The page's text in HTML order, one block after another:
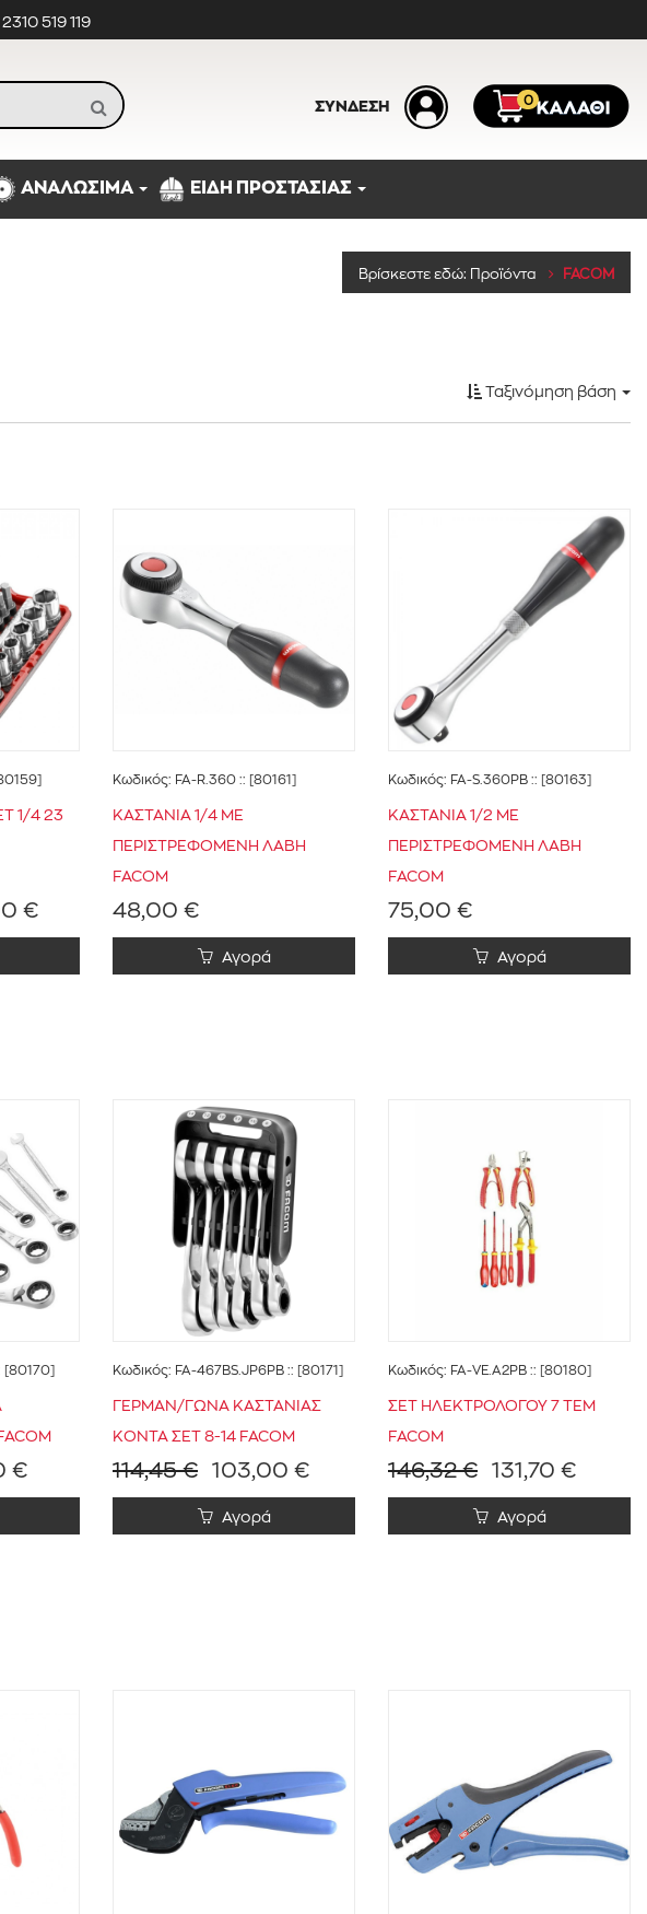
519 119
ΣΥΝΔΕΣΗ 0
Κατηγορίες
ΑΝΑΛΩΣΙΜΑ ΕΙΔΗ ΠΡΟΣΤΑΣΙΑΣ
Βρίσκεστε εδώ: Προϊόντα FACOM
Ταξινόμηση βάση
1/4 23
€
Κωδικός: FA-R.360 :: [80161]
ΚΑΣΤΑΝΙΑ 1/4 ΜΕ
ΠΕΡΙΣΤΡΕΦΟΜΕΝΗ ΛΑΒΗ
FACOM
48,00 €
Αγορά
Κωδικός: FA-S.360PB :: [80163]
ΚΑΣΤΑΝΙΑ 1/2 ΜΕ
ΠΕΡΙΣΤΡΕΦΟΜΕΝΗ ΛΑΒΗ
FACOM
75,00 €
Αγορά
[80170]
€
Κωδικός: FA-467BS.JP6PB :: [80171]
ΓΕΡΜΑΝ/ΓΩΝΑ ΚΑΣΤΑΝΙΑΣ
ΚΟΝΤΑ ΣΕΤ 8-14 FACOM
114,45 € 103,00 €
Αγορά
Κωδικός: FA-VE.A2PB :: [80180]
ΣΕΤ ΗΛΕΚΤΡΟΛΟΓΟΥ 7 ΤΕΜ
FACOM
146,32 € 131,70 €
Αγορά